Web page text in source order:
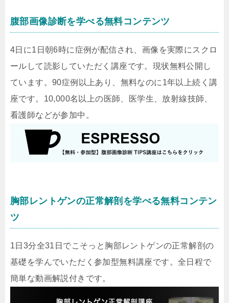
腹部画像診断を学べる無料コンテンツ
4日に1日朝6時に症例が配信され、画像を実際にスクロ
ールして読影していただく講座です。現状無料公開し
ています。90症例以上あり、無料なのに1年以上続く講
座です。10,000名以上の医師、医学生、放射線技師、
看護師などが参加中。
胸部レントゲンの正常解剖を学べる無料コンテン
ツ
1日3分全31日でこそっと胸部レントゲンの正常解剖の
基礎を学んでいただく参加型無料講座です。全日程で
簡単な動画解説付きです。